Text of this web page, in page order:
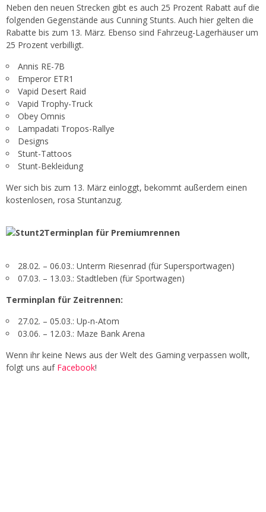
Neben den neuen Strecken gibt es auch 25 Prozent Rabatt auf die
folgenden Gegenstände aus Cunning Stunts. Auch hier gelten die
Rabatte bis zum 13. März. Ebenso sind Fahrzeug-Lagerhäuser um
25 Prozent verbilligt.
Annis RE-7B
Emperor ETR1
Vapid Desert Raid
Vapid Trophy-Truck
Obey Omnis
Lampadati Tropos-Rallye
Designs
Stunt-Tattoos
Stunt-Bekleidung
Wer sich bis zum 13. März einloggt, bekommt außerdem einen
kostenlosen, rosa Stuntanzug.
Terminplan für Premiumrennen
28.02. – 06.03.: Unterm Riesenrad (für Supersportwagen)
07.03. – 13.03.: Stadtleben (für Sportwagen)
Terminplan für Zeitrennen:
27.02. – 05.03.: Up-n-Atom
03.06. – 12.03.: Maze Bank Arena
Wenn ihr keine News aus der Welt des Gaming verpassen wollt,
folgt uns auf Facebook!